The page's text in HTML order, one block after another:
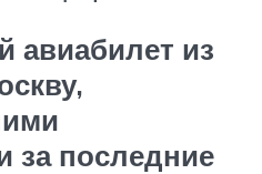
из
за последние